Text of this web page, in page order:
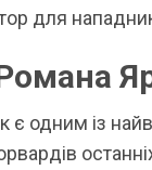
для
є одним із